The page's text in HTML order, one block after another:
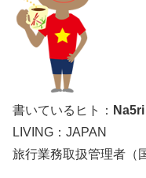
書いているヒト： Na5ri
LIVING：JAPAN
旅行業務取扱管理者（